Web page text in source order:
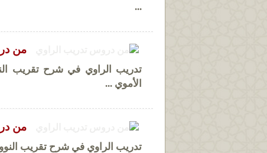
...
من
تدريب الراوي في شرح تقريب
الأموي ...
من
تدريب الراوي في شرح تقريب